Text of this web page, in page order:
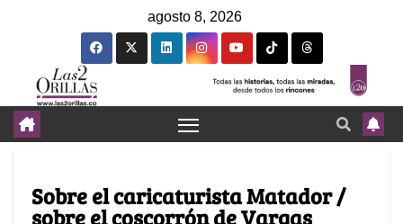
agosto 8, 2026
Sobre el caricaturista Matador /
sobre el coscorrón de Vargas